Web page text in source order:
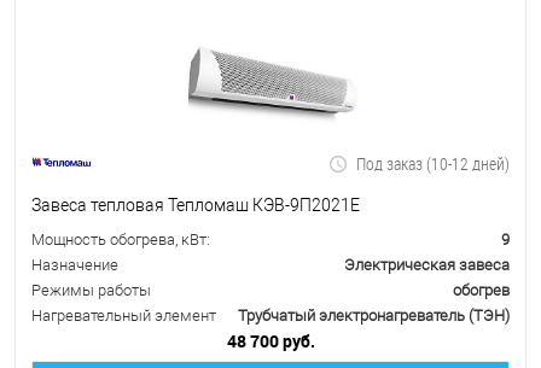
Под заказ (10-12 дней)
Завеса тепловая Тепломаш КЭВ-9П2021Е
Мощность обогрева, кВт:
9
Назначение
Электрическая завеса
Режимы работы
обогрев
Нагревательный элемент
Трубчатый электронагреватель (ТЭН)
48 700 руб.